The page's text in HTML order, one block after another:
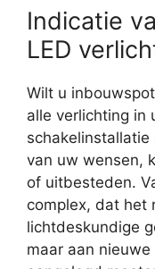
Indicatie
LED
Wilt u
alle verlichting in
van uw wensen,
of uitbesteden.
complex, dat het
lichtdeskundige
maar aan